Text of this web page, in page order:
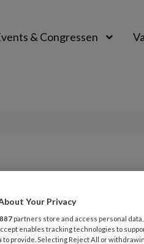
& Congressen
Opslaan
Your Privacy
887 partners store and access personal
enables tracking technologies to
to provide. Selecting Reject All or